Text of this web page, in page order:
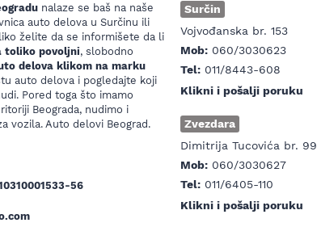
nalaze se baš na naše
auto delova u Surčinu ili
želite da se informišete da li
toliko povoljni, slobodno
delova klikom na marku
auto delova i pogledajte koji
Pored toga što imamo
Beograda, nudimo i
vozila. Auto delovi Beograd.
56
Surčin
Vojvođanska br. 153
Mob: 060/3030623
Tel: 011/8443-608
Klikni i pošalji poruku
Zvezdara
Dimitrija Tucovića br. 99
Mob: 060/3030627
Tel: 011/6405-110
Klikni i pošalji poruku